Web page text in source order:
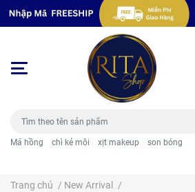
Má hồng chì kẻ môi xịt makeup son bóng
Trang chủ / New Arrival
/